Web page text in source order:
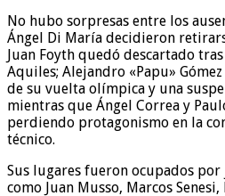
No hubo sorpresas entre los
Ángel Di María decidieron
Juan Foyth quedó descartado
Aquiles; Alejandro «Papu»
de su vuelta olímpica y una
mientras que Ángel Correa y
perdiendo protagonismo en la
técnico.
Sus lugares fueron ocupados
como Juan Musso, Marcos